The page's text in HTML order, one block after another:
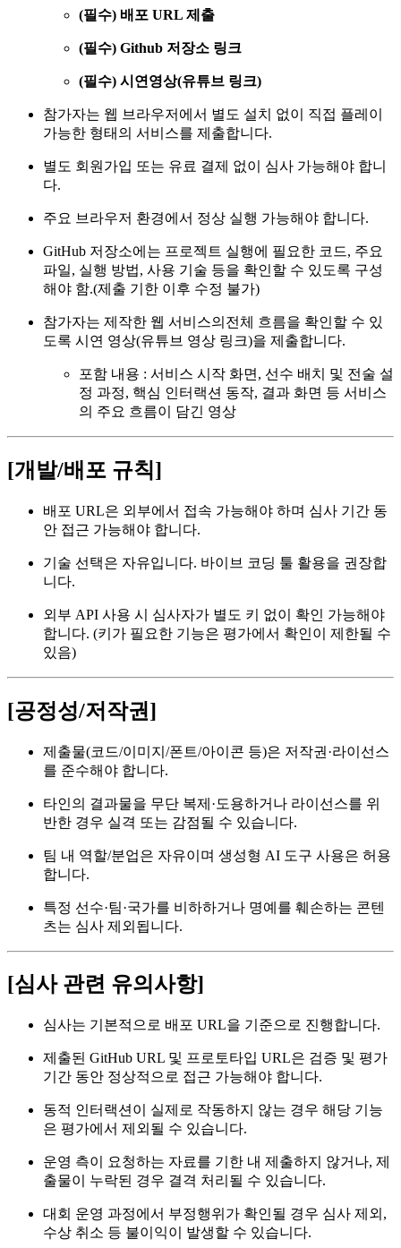
(필수) 배포 URL 제출
(필수) Github 저장소 링크
(필수) 시연영상(유튜브 링크)
참가자는 웹 브라우저에서 별도 설치 없이 직접 플레이
가능한 형태의 서비스를 제출합니다.
별도 회원가입 또는 유료 결제 없이 심사 가능해야 합니
다.
주요 브라우저 환경에서 정상 실행 가능해야 합니다.
GitHub 저장소에는 프로젝트 실행에 필요한 코드, 주요
파일, 실행 방법, 사용 기술 등을 확인할 수 있도록 구성
해야 함.(제출 기한 이후 수정 불가)
참가자는 제작한 웹 서비스의전체 흐름을 확인할 수 있
도록 시연 영상(유튜브 영상 링크)을 제출합니다.
포함 내용 : 서비스 시작 화면, 선수 배치 및 전술 설
정 과정, 핵심 인터랙션 동작, 결과 화면 등 서비스
의 주요 흐름이 담긴 영상
[개발/배포 규칙]
배포 URL은 외부에서 접속 가능해야 하며 심사 기간 동
안 접근 가능해야 합니다.
기술 선택은 자유입니다. 바이브 코딩 툴 활용을 권장합
니다.
외부 API 사용 시 심사자가 별도 키 없이 확인 가능해야
합니다. (키가 필요한 기능은 평가에서 확인이 제한될 수
있음)
[공정성/저작권]
제출물(코드/이미지/폰트/아이콘 등)은 저작권·라이선스
를 준수해야 합니다.
타인의 결과물을 무단 복제·도용하거나 라이선스를 위
반한 경우 실격 또는 감점될 수 있습니다.
팀 내 역할/분업은 자유이며 생성형 AI 도구 사용은 허용
합니다.
특정 선수·팀·국가를 비하하거나 명예를 훼손하는 콘텐
츠는 심사 제외됩니다.
[심사 관련 유의사항]
심사는 기본적으로 배포 URL을 기준으로 진행합니다.
제출된 GitHub URL 및 프로토타입 URL은 검증 및 평가
기간 동안 정상적으로 접근 가능해야 합니다.
동적 인터랙션이 실제로 작동하지 않는 경우 해당 기능
은 평가에서 제외될 수 있습니다.
운영 측이 요청하는 자료를 기한 내 제출하지 않거나, 제
출물이 누락된 경우 결격 처리될 수 있습니다.
대회 운영 과정에서 부정행위가 확인될 경우 심사 제외,
수상 취소 등 불이익이 발생할 수 있습니다.